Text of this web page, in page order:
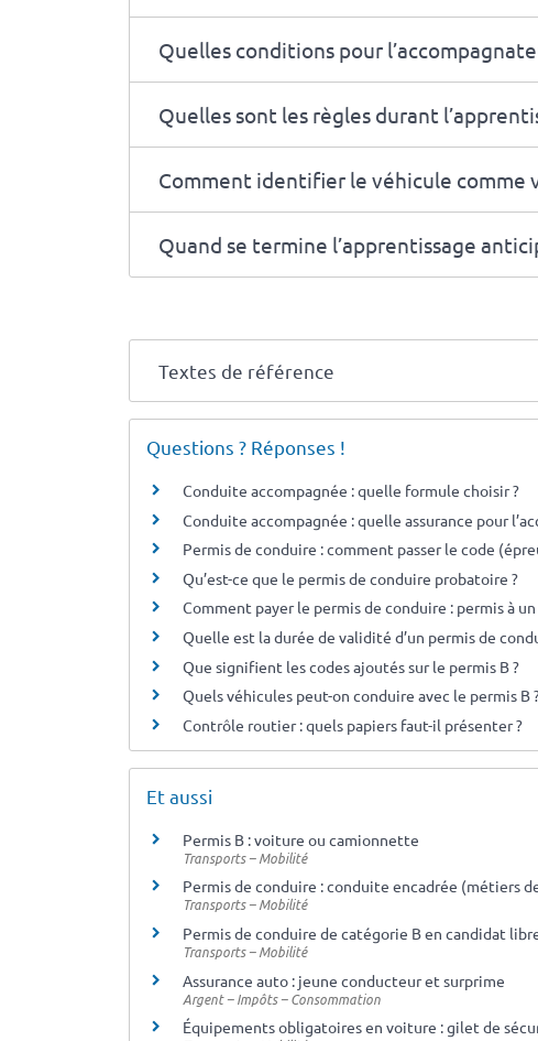
Quelles conditions pour
Quelles sont les règles durant
Comment identifier le véhicule comme
Quand se termine l’apprentissage
Textes de référence
Questions ? Réponses !
Conduite accompagnée : quelle formule choisir ?
Conduite accompagnée : quelle assurance pour
Permis de conduire : comment passer le code
Qu’est-ce que le permis de conduire probatoire ?
Comment payer le permis de conduire : permis à
Quelle est la durée de validité d’un permis de
Que signifient les codes ajoutés sur le permis B ?
Quels véhicules peut-on conduire avec le permis B
Contrôle routier : quels papiers faut-il présenter ?
Et aussi
Permis B : voiture ou camionnette
Transports – Mobilité
Permis de conduire : conduite encadrée (métiers
Transports – Mobilité
Permis de conduire de catégorie B en candidat
Transports – Mobilité
Assurance auto : jeune conducteur et surprime
Argent – Impôts – Consommation
Équipements obligatoires en voiture : gilet de